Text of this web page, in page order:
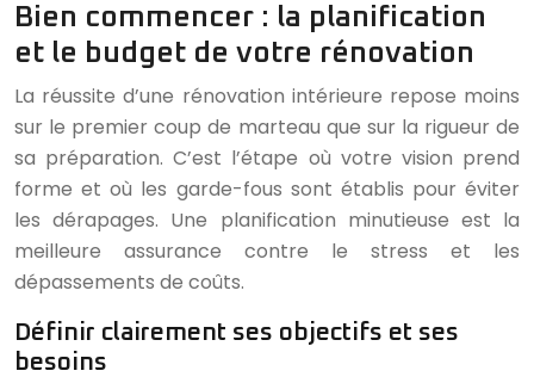
Bien commencer : la planification
et le budget de votre rénovation
La réussite d’une rénovation intérieure repose moins
sur le premier coup de marteau que sur la rigueur de
sa préparation. C’est l’étape où votre vision prend
forme et où les garde-fous sont établis pour éviter
les dérapages. Une planification minutieuse est la
meilleure assurance contre le stress et les
dépassements de coûts.
Définir clairement ses objectifs et ses
besoins